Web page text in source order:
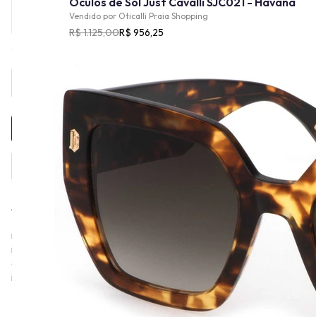
Vendido por Oticalli Praia Shopping
R$ 1.125,00R$ 956,25
Provador Virtual
INDISPONÍVEL
A linha Just Cavalli, incluindo Just Cavalli Eyewear, foi criada em
2000 pelo estilista Roberto Cavalli como uma extensão da sua
marca, direcionada a um público mais jovem e com um estilo
irreverente. A linha Just Cavalli é conhecida por seu estilo rock,
cool de rua e urbano, com destaque para o uso de materiais
inovadores e gráficos experimentais.